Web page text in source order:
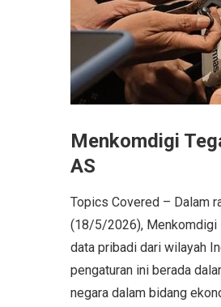
Menkomdigi
AS
Topics Covered – Dalam
(18/5/2026), Menkomdigi
data pribadi dari wilayah
pengaturan ini berada
negara dalam bidang